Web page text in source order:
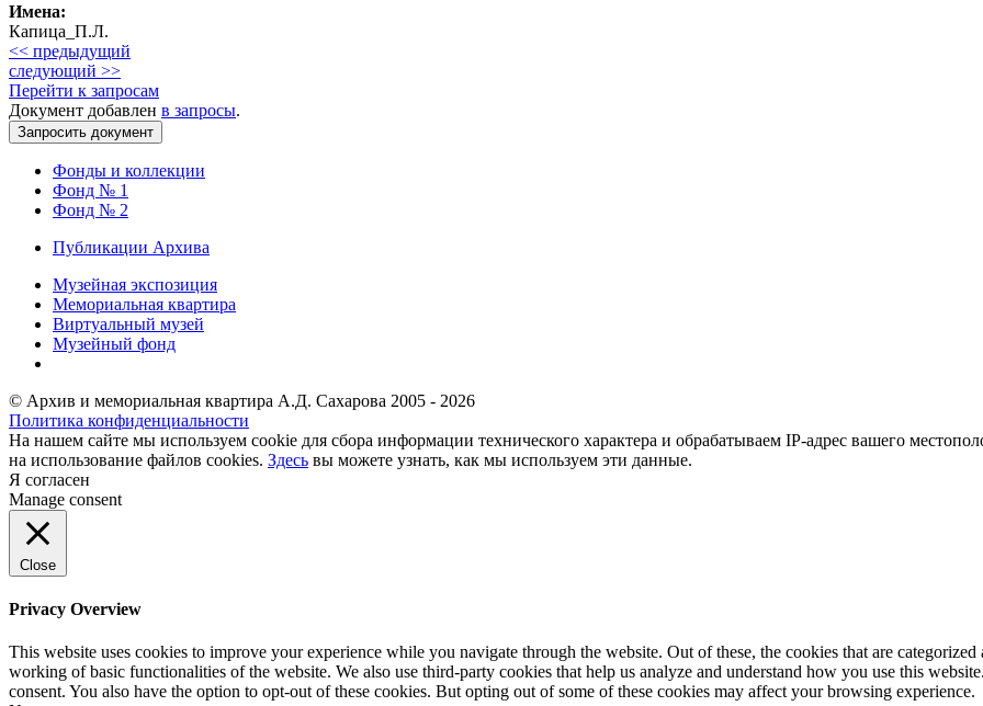
Имена:
Капица_П.Л.
<< предыдущий
следующий >>
Перейти к запросам
Документ добавлен в запросы.
Фонды и коллекции
Фонд № 1
Фонд № 2
Публикации Архива
Музейная экспозиция
Мемориальная квартира
Виртуальный музей
Музейный фонд
© Архив и мемориальная квартира А.Д. Сахарова 2005 - 2026
Политика конфиденциальности
На нашем сайте мы используем cookie для сбора информации технического характера и обрабатываем IP-адрес вашего
на использование файлов cookies. Здесь вы можете узнать, как мы используем эти данные.
Я согласен
Manage consent
Close
Privacy Overview
This website uses cookies to improve your experience while you navigate through the website. Out of these, the cookies that are categorized
working of basic functionalities of the website. We also use third-party cookies that help us analyze and understand how you use this
consent. You also have the option to opt-out of these cookies. But opting out of some of these cookies may affect your browsing experience.